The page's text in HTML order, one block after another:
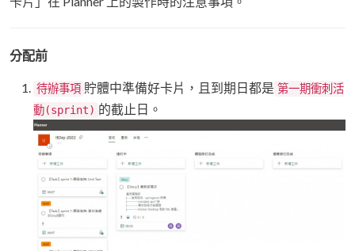
分配前
待辦事項 貯體中準備好卡片，且到期日都是 第一期衝刺活
動(sprint) 的截止日。